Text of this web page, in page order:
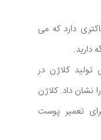
دارد که می
دارید.
کلاژن در
نشان داد. کلاژن
تعمیر پوست